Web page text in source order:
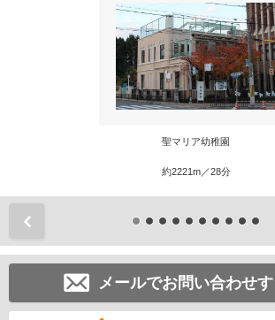
聖マリア幼稚園
約2221m／28分
メールでお問い合わせ